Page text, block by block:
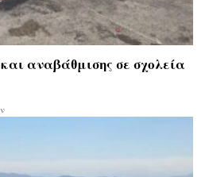
αναβάθμισης σε σχολεία